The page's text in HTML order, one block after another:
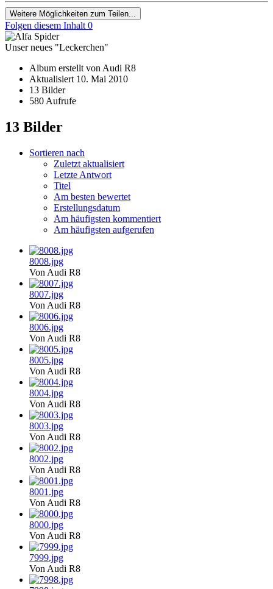
Weitere Möglichkeiten zum Teilen...
Folgen diesem Inhalt 0
Unser neues "Leckerchen"
Album erstellt von Audi R8
Aktualisiert 10. Mai 2010
13 Bilder
580 Aufrufe
13 Bilder
Sortieren nach
Zuletzt aktualisiert
Letzte Antwort
Titel
Am besten bewertet
Erstellungsdatum
Am häufigsten kommentiert
Am häufigsten aufgerufen
8008.jpg
Von Audi R8
8007.jpg
Von Audi R8
8006.jpg
Von Audi R8
8005.jpg
Von Audi R8
8004.jpg
Von Audi R8
8003.jpg
Von Audi R8
8002.jpg
Von Audi R8
8001.jpg
Von Audi R8
8000.jpg
Von Audi R8
7999.jpg
Von Audi R8